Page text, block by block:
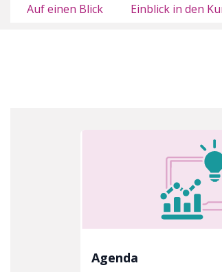
Auf einen Blick Einblick in den
Agenda